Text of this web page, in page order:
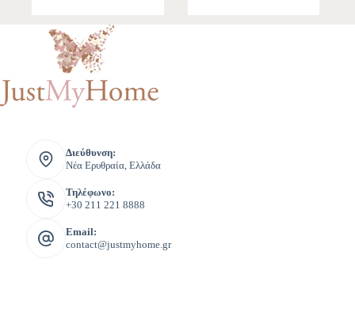
Διεύθυνση:
Νέα Ερυθραία, Ελλάδα
Τηλέφωνο:
+30 211 221 8888
Email:
contact@justmyhome.gr